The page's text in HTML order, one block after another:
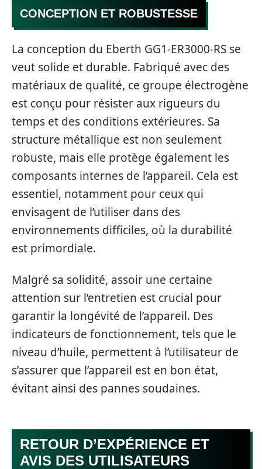
CONCEPTION ET ROBUSTESSE
La conception du Eberth GG1-ER3000-RS se
veut solide et durable. Fabriqué avec des
matériaux de qualité, ce groupe électrogène
est conçu pour résister aux rigueurs du
temps et des conditions extérieures. Sa
structure métallique est non seulement
robuste, mais elle protège également les
composants internes de l’appareil. Cela est
essentiel, notamment pour ceux qui
envisagent de l’utiliser dans des
environnements difficiles, où la durabilité
est primordiale.
Malgré sa solidité, assoir une certaine
attention sur l’entretien est crucial pour
garantir la longévité de l’appareil. Des
indicateurs de fonctionnement, tels que le
niveau d’huile, permettent à l’utilisateur de
s’assurer que l’appareil est en bon état,
évitant ainsi des pannes soudaines.
RETOUR D’EXPÉRIENCE ET
AVIS DES UTILISATEURS